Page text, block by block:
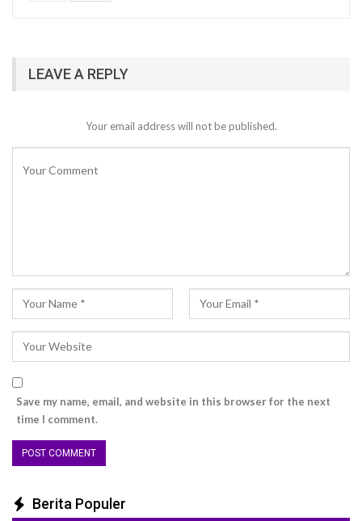
LEAVE A REPLY
Your email address will not be published.
Save my name, email, and website in this browser for the next
time I comment.
Berita Populer